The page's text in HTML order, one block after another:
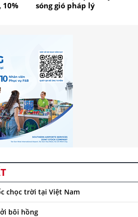
sóng gió pháp lý
chọc trời tại Việt Nam
bôi hồng